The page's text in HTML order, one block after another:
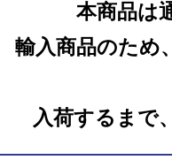
本商品は
輸入商品のため
入荷するまで